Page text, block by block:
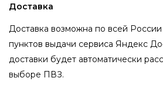
Доставка
Доставка возможна по всей
пунктов выдачи сервиса Яндекс
доставки будет автоматически
выборе ПВЗ.